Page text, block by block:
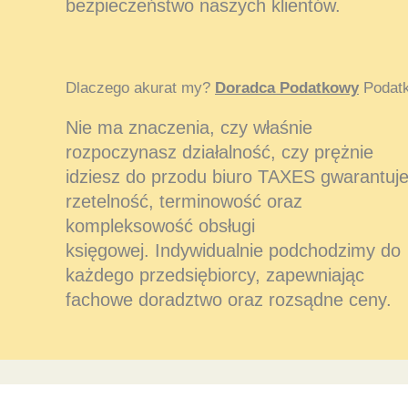
bezpieczeństwo naszych klientów.
Dlaczego akurat my? Doradca Podatkowy
Nie ma znaczenia, czy właśnie
rozpoczynasz działalność, czy prężnie
idziesz do przodu biuro TAXES gwarantuje
rzetelność, terminowość oraz
kompleksowość obsługi
księgowej. Indywidualnie podchodzimy do
każdego przedsiębiorcy, zapewniając
fachowe doradztwo oraz rozsądne ceny.